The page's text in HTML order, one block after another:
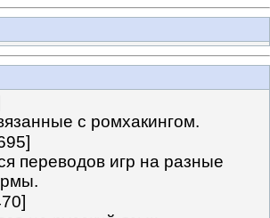
с ромхакингом.
переводов игр на разные